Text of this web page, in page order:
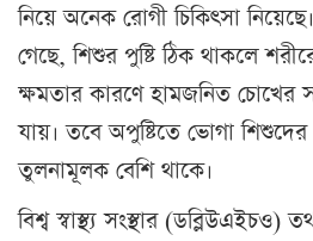
নিয়ে অনেক রোগী চিকিৎসা
গেছে, শিশুর পুষ্টি ঠিক থাকলে
ক্ষমতার কারণে হামজনিত চোখের
যায়। তবে অপুষ্টিতে ভোগা শিশুদের
তুলনামূলক বেশি থাকে।
বিশ্ব স্বাস্থ্য সংস্থার (ডব্লিউএইচও)